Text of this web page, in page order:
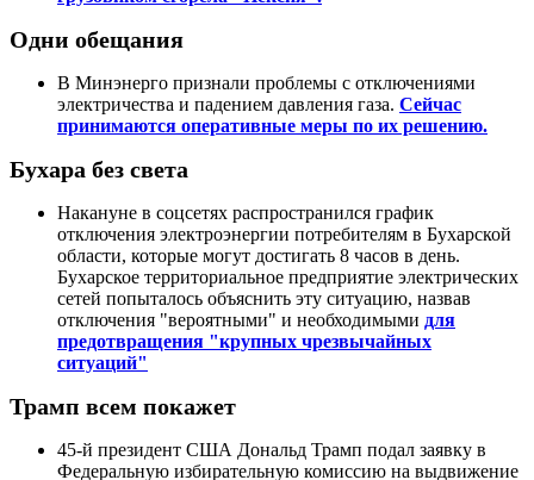
Одни обещания
В Минэнерго признали проблемы с отключениями
электричества и падением давления газа. Сейчас
принимаются оперативные меры по их решению.
Бухара без света
Накануне в соцсетях распространился график
отключения электроэнергии потребителям в Бухарской
области, которые могут достигать 8 часов в день.
Бухарское территориальное предприятие электрических
сетей попыталось объяснить эту ситуацию, назвав
отключения "вероятными" и необходимыми для
предотвращения "крупных чрезвычайных
ситуаций"
Трамп всем покажет
45-й президент США Дональд Трамп подал заявку в
Федеральную избирательную комиссию на выдвижение